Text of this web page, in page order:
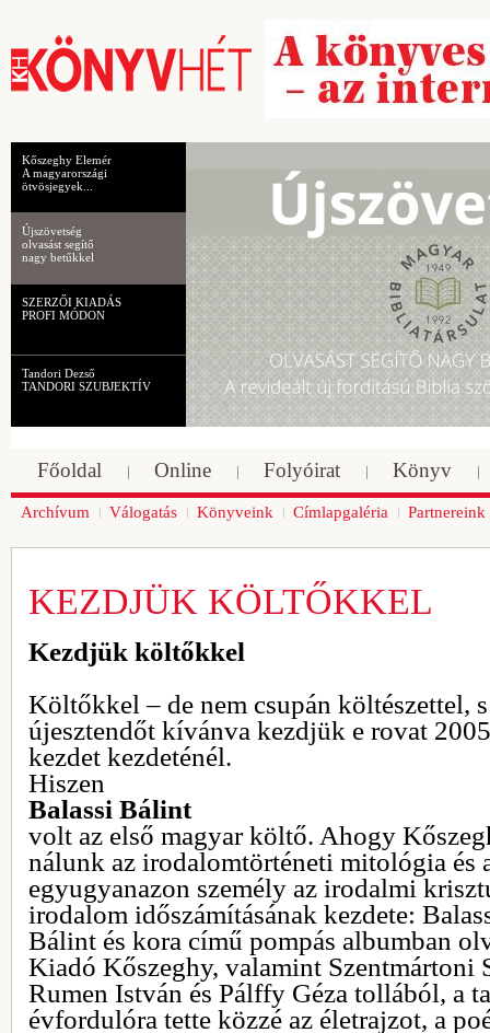
Kőszeghy Elemér
A magyarországi
ötvösjegyek...
Újszövetség
olvasást segítő
nagy betűkkel
SZERZŐI KIADÁS
PROFI MÓDON
Tandori Dezső
TANDORI SZUBJEKTÍV
Főoldal Online Folyóirat Könyv
Archívum Válogatás Könyveink Címlapgaléria Partnereink
KEZDJÜK KÖLTŐKKEL
Kezdjük költőkkel
Költőkkel – de nem csupán költészettel,
újesztendőt kívánva kezdjük e rovat
kezdet kezdeténél.
Hiszen
Balassi Bálint
volt az első magyar költő. Ahogy
nálunk az irodalomtörténeti mitológia és
egyugyanazon személy az irodalmi
irodalom időszámításának kezdete:
Bálint és kora című pompás albumban
Kiadó Kőszeghy, valamint Szentmártoni
Rumen István és Pálffy Géza tollából, a
évfordulóra tette közzé az életrajzot, a